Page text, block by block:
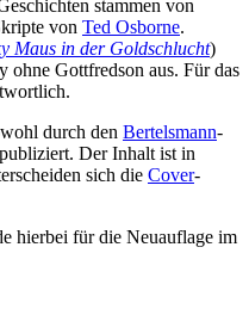
stammen von
von Ted Osborne.
Maus in der Goldschlucht)
ohne Gottfredson aus. Für das
durch den Bertelsmann-
Der Inhalt ist in
sich die Cover-
hierbei für die Neuauflage im